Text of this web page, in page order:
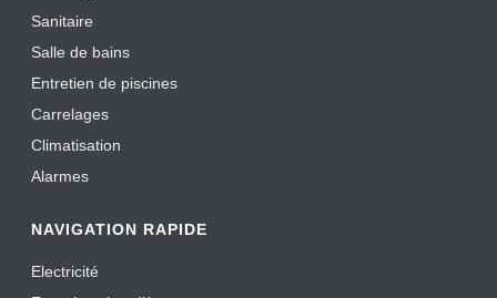
Sanitaire
Salle de bains
Entretien de piscines
Carrelages
Climatisation
Alarmes
NAVIGATION RAPIDE
Electricité